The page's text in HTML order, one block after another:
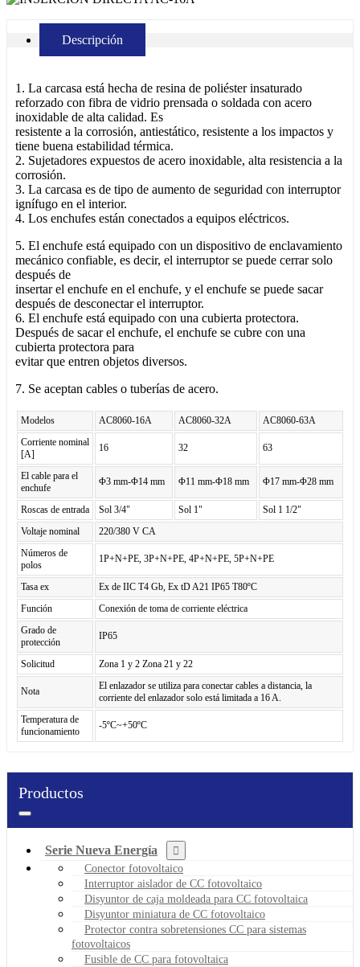
Descripción
1. La carcasa está hecha de resina de poliéster insaturado
reforzado con fibra de vidrio prensada o soldada con acero
inoxidable de alta calidad. Es
resistente a la corrosión, antiestático, resistente a los impactos y
tiene buena estabilidad térmica.
2. Sujetadores expuestos de acero inoxidable, alta resistencia a la
corrosión.
3. La carcasa es de tipo de aumento de seguridad con interruptor
ignífugo en el interior.
4. Los enchufes están conectados a equipos eléctricos.
5. El enchufe está equipado con un dispositivo de enclavamiento
mecánico confiable, es decir, el interruptor se puede cerrar solo
después de
insertar el enchufe en el enchufe, y el enchufe se puede sacar
después de desconectar el interruptor.
6. El enchufe está equipado con una cubierta protectora.
Después de sacar el enchufe, el enchufe se cubre con una
cubierta protectora para
evitar que entren objetos diversos.
7. Se aceptan cables o tuberías de acero.
Modelos AC8060-16A AC8060-32A
AC8060-63A
Corriente nominal
[A]
16 32 63
El cable para el
enchufe
Φ3 mm-Φ14 mm Φ11 mm-Φ18 mm Φ17 mm-Φ28 mm
Roscas de entrada Sol 3/4" Sol 1"
Sol 1 1/2"
Voltaje nominal
220/380 V CA
Números de
polos
1P+N+PE, 3P+N+PE, 4P+N+PE, 5P+N+PE
Tasa ex
Ex de IIC T4 Gb, Ex tD A21 IP65 T80ºC
Función
Conexión de toma de corriente eléctrica
Grado de
protección
IP65
Solicitud Zona 1 y 2 Zona 21 y 22
Nota
El enlazador se utiliza para conectar cables a distancia, la
corriente del enlazador solo está limitada a 16 A.
Temperatura de
funcionamiento
-5ºC~+50ºC
Productos
Serie Nueva Energía
Conector fotovoltaico
Interruptor aislador de CC fotovoltaico
Disyuntor de caja moldeada para CC fotovoltaica
Disyuntor miniatura de CC fotovoltaico
Protector contra sobretensiones CC para sistemas
fotovoltaicos
Fusible de CC para fotovoltaica